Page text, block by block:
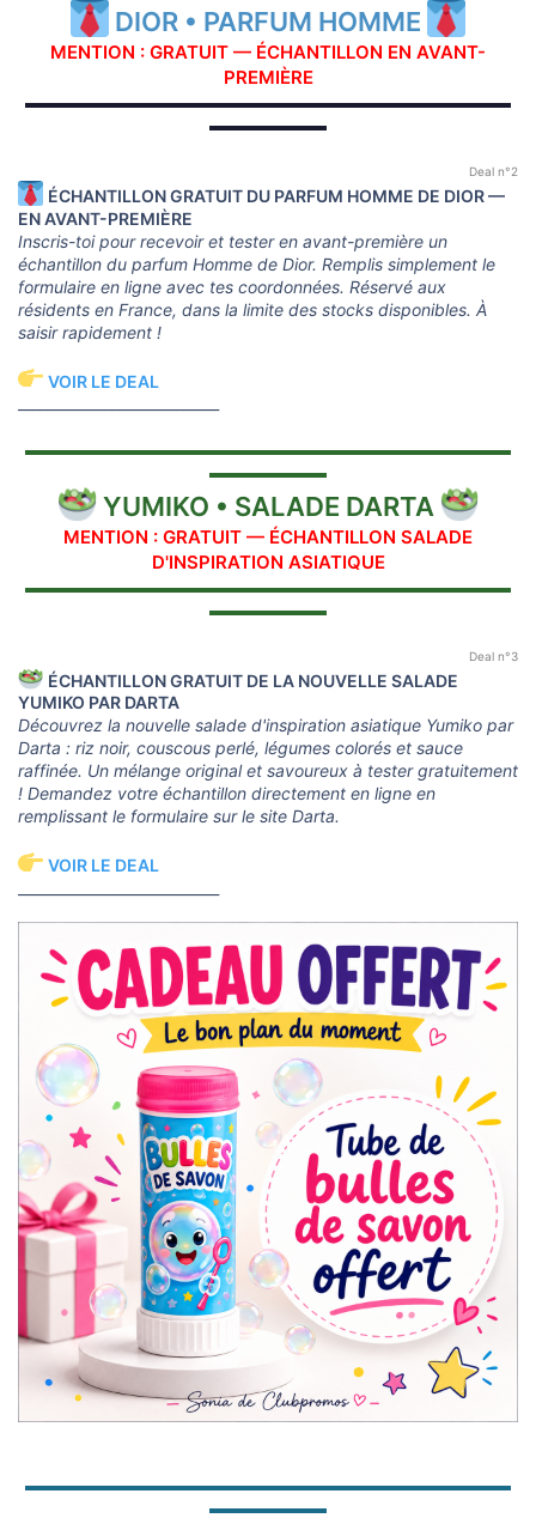
DIOR • PARFUM HOMME
MENTION : GRATUIT — ÉCHANTILLON EN AVANT-
PREMIÈRE
▬▬▬▬▬▬▬▬▬▬▬▬▬▬▬▬▬▬▬▬▬▬▬▬▬▬▬▬▬
▬▬▬▬▬▬▬
Deal n°2
ÉCHANTILLON GRATUIT DU PARFUM HOMME DE DIOR —
EN AVANT-PREMIÈRE
Inscris-toi pour recevoir et tester en avant-première un
échantillon du parfum Homme de Dior. Remplis simplement le
formulaire en ligne avec tes coordonnées. Réservé aux
résidents en France, dans la limite des stocks disponibles. À
saisir rapidement !
VOIR LE DEAL
▬▬▬▬▬▬▬▬▬▬▬▬▬▬▬▬▬▬▬▬▬▬▬▬▬▬▬▬▬
▬▬▬▬▬▬▬
YUMIKO • SALADE DARTA
MENTION : GRATUIT — ÉCHANTILLON SALADE
D'INSPIRATION ASIATIQUE
▬▬▬▬▬▬▬▬▬▬▬▬▬▬▬▬▬▬▬▬▬▬▬▬▬▬▬▬▬
▬▬▬▬▬▬▬
Deal n°3
ÉCHANTILLON GRATUIT DE LA NOUVELLE SALADE
YUMIKO PAR DARTA
Découvrez la nouvelle salade d'inspiration asiatique Yumiko par
Darta : riz noir, couscous perlé, légumes colorés et sauce
raffinée. Un mélange original et savoureux à tester gratuitement
! Demandez votre échantillon directement en ligne en
remplissant le formulaire sur le site Darta.
VOIR LE DEAL
▬▬▬▬▬▬▬▬▬▬▬▬▬▬▬▬▬▬▬▬▬▬▬▬▬▬▬▬▬
▬▬▬▬▬▬▬